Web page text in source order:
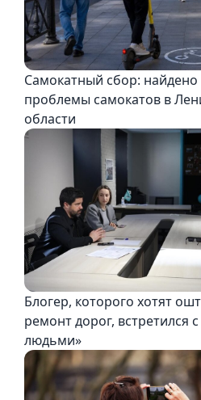
Самокатный сбор:
проблемы самокатов в
области
Блогер, которого хотят
ремонт дорог, встретился
людьми»